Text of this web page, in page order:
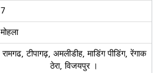
7
मोहला
रामगढ, टीपागढ़, अमलीडीह, माडिंग पीडिंग, रेंगाक
ठेरा, विजयपुर ।